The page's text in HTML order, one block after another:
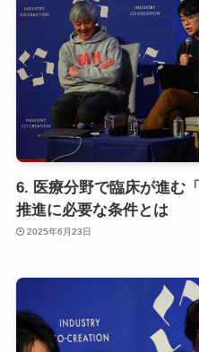
6. 医療分野で臨床が進む
推進に必要な条件とは
2025年6月23日